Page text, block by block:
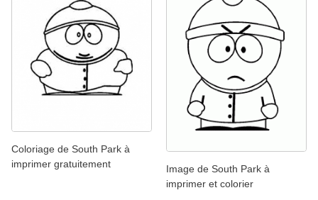
Coloriage de South Park à
imprimer gratuitement
Image de South Park à
imprimer et colorier